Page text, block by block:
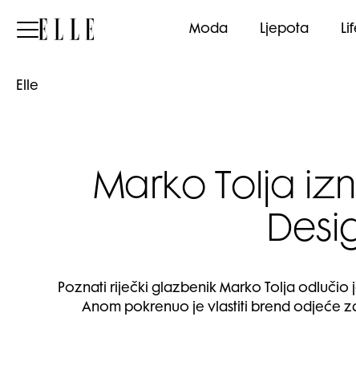
Elle Moda Ljepota
Elle
Marko Tolja
Poznati riječki glazbenik Marko Tolja
Anom pokrenuo je vlastiti brend odjeće